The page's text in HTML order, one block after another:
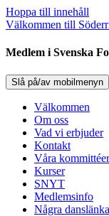
Hoppa till innehåll
Välkommen till
Medlem i Svenska
Slå på/av mobilmenyn
Välkommen
Om oss
Vad vi erbjuder
Kontakt
Våra kommittéer
Kurser
SNYT
Medlemsinfo
Några